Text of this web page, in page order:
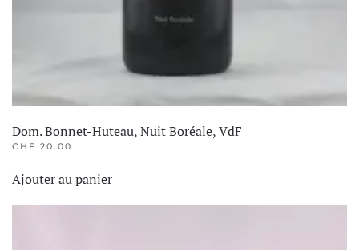
Dom. Bonnet-Huteau, Nuit Boréale, VdF
CHF 20.00
Ajouter au panier